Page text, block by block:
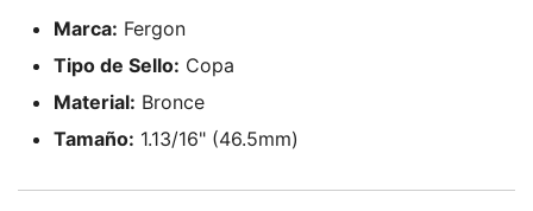
Marca: Fergon
Tipo de Sello: Copa
Material: Bronce
Tamaño: 1.13/16" (46.5mm)